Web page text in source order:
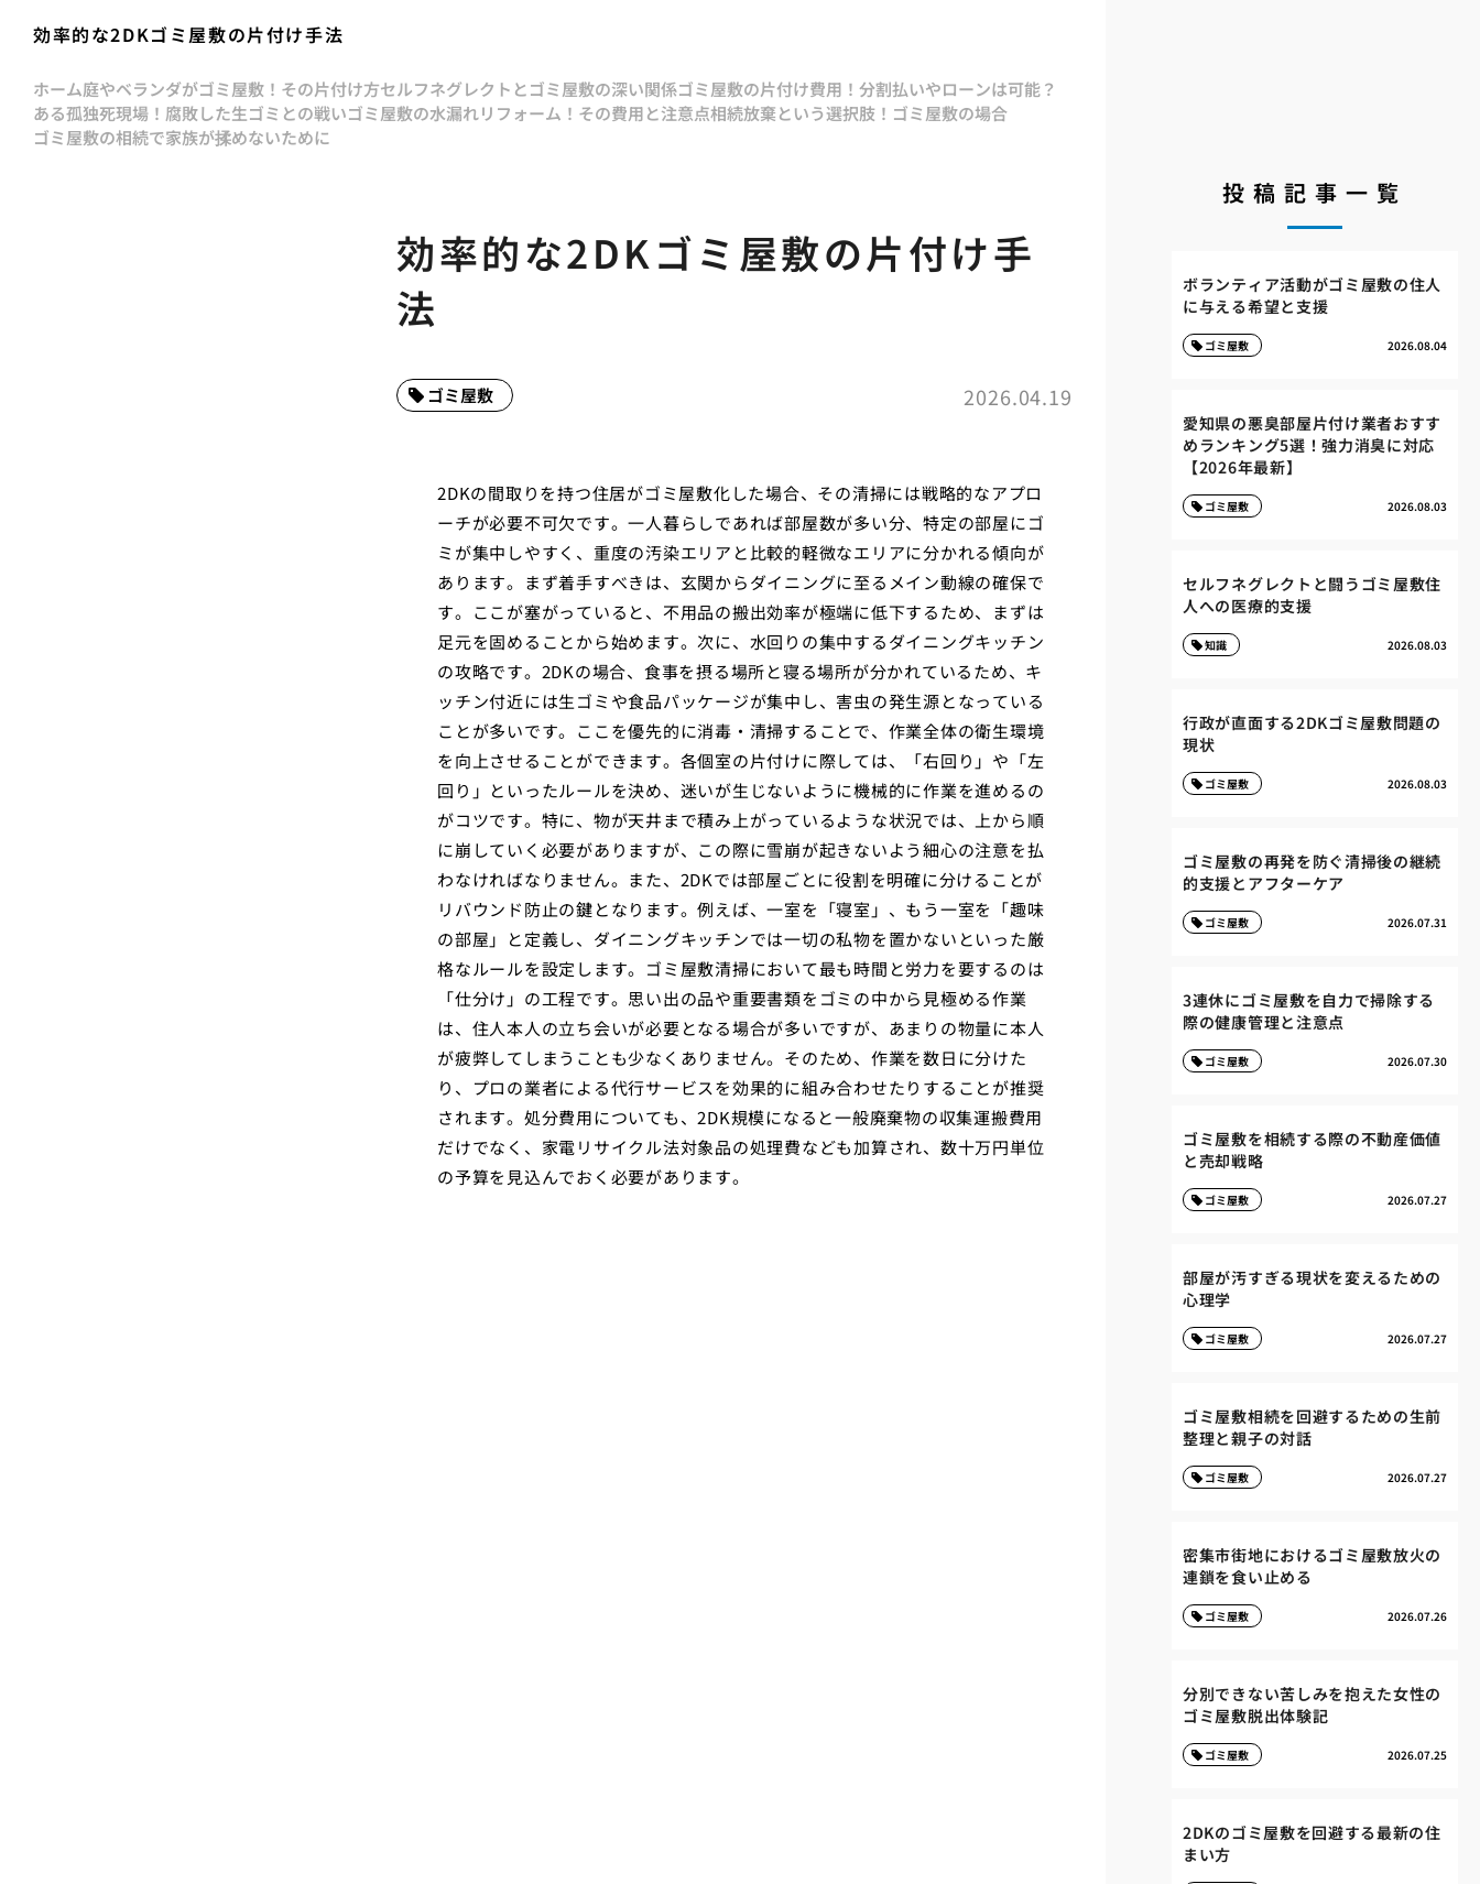
効率的な2DKゴミ屋敷の片付け手法
ホーム庭やベランダがゴミ屋敷！その片付け方セルフネグレクトとゴミ屋敷の深い関係ゴミ屋敷の片付け費用！分割払いやローンは可能？
ある孤独死現場！腐敗した生ゴミとの戦いゴミ屋敷の水漏れリフォーム！その費用と注意点相続放棄という選択肢！ゴミ屋敷の場合
ゴミ屋敷の相続で家族が揉めないために
効率的な2DKゴミ屋敷の片付け手
法
2026.04.19
ゴミ屋敷
2DKの間取りを持つ住居がゴミ屋敷化した場合、その清掃には戦略的なアプロ
ーチが必要不可欠です。一人暮らしであれば部屋数が多い分、特定の部屋にゴ
ミが集中しやすく、重度の汚染エリアと比較的軽微なエリアに分かれる傾向が
あります。まず着手すべきは、玄関からダイニングに至るメイン動線の確保で
す。ここが塞がっていると、不用品の搬出効率が極端に低下するため、まずは
足元を固めることから始めます。次に、水回りの集中するダイニングキッチン
の攻略です。2DKの場合、食事を摂る場所と寝る場所が分かれているため、キ
ッチン付近には生ゴミや食品パッケージが集中し、害虫の発生源となっている
ことが多いです。ここを優先的に消毒・清掃することで、作業全体の衛生環境
を向上させることができます。各個室の片付けに際しては、「右回り」や「左
回り」といったルールを決め、迷いが生じないように機械的に作業を進めるの
がコツです。特に、物が天井まで積み上がっているような状況では、上から順
に崩していく必要がありますが、この際に雪崩が起きないよう細心の注意を払
わなければなりません。また、2DKでは部屋ごとに役割を明確に分けることが
リバウンド防止の鍵となります。例えば、一室を「寝室」、もう一室を「趣味
の部屋」と定義し、ダイニングキッチンでは一切の私物を置かないといった厳
格なルールを設定します。ゴミ屋敷清掃において最も時間と労力を要するのは
「仕分け」の工程です。思い出の品や重要書類をゴミの中から見極める作業
は、住人本人の立ち会いが必要となる場合が多いですが、あまりの物量に本人
が疲弊してしまうことも少なくありません。そのため、作業を数日に分けた
り、プロの業者による代行サービスを効果的に組み合わせたりすることが推奨
されます。処分費用についても、2DK規模になると一般廃棄物の収集運搬費用
だけでなく、家電リサイクル法対象品の処理費なども加算され、数十万円単位
の予算を見込んでおく必要があります。
投稿記事一覧
ボランティア活動がゴミ屋敷の住人
に与える希望と支援
2026.08.04
ゴミ屋敷
愛知県の悪臭部屋片付け業者おすす
めランキング5選！強力消臭に対応
【2026年最新】
2026.08.03
ゴミ屋敷
セルフネグレクトと闘うゴミ屋敷住
人への医療的支援
2026.08.03
知識
行政が直面する2DKゴミ屋敷問題の
現状
2026.08.03
ゴミ屋敷
ゴミ屋敷の再発を防ぐ清掃後の継続
的支援とアフターケア
2026.07.31
ゴミ屋敷
3連休にゴミ屋敷を自力で掃除する
際の健康管理と注意点
2026.07.30
ゴミ屋敷
ゴミ屋敷を相続する際の不動産価値
と売却戦略
2026.07.27
ゴミ屋敷
部屋が汚すぎる現状を変えるための
心理学
2026.07.27
ゴミ屋敷
ゴミ屋敷相続を回避するための生前
整理と親子の対話
2026.07.27
ゴミ屋敷
密集市街地におけるゴミ屋敷放火の
連鎖を食い止める
2026.07.26
ゴミ屋敷
分別できない苦しみを抱えた女性の
ゴミ屋敷脱出体験記
2026.07.25
ゴミ屋敷
2DKのゴミ屋敷を回避する最新の住
まい方